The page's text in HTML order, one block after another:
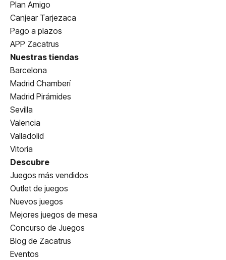
Plan Amigo
Canjear Tarjezaca
Pago a plazos
APP Zacatrus
Nuestras tiendas
Barcelona
Madrid Chamberí
Madrid Pirámides
Sevilla
Valencia
Valladolid
Vitoria
Descubre
Juegos más vendidos
Outlet de juegos
Nuevos juegos
Mejores juegos de mesa
Concurso de Juegos
Blog de Zacatrus
Eventos